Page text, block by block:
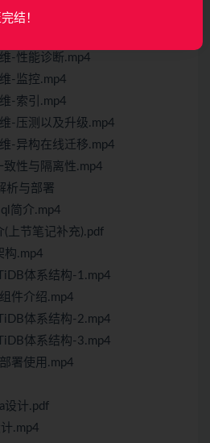
-备份恢复以及迁移.mp4
-性能诊断.mp4
-监控.mp4
-索引.mp4
-压测以及升级.mp4
-异构在线迁移.mp4
性与隔离性.mp4
析与部署
简介.mp4
上节笔记补充).pdf
.mp4
体系结构-1.mp4
件介绍.mp4
体系结构-2.mp4
体系结构-3.mp4
署使用.mp4
设计.pdf
.mp4
结！